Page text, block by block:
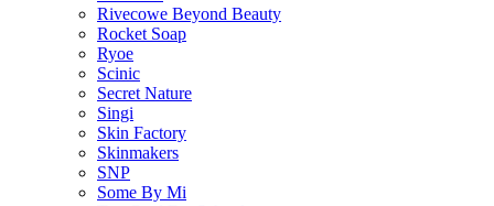
Rivecowe Beyond Beauty
Rocket Soap
Ryoe
Scinic
Secret Nature
Singi
Skin Factory
Skinmakers
SNP
Some By Mi